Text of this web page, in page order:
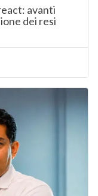
avanti
dei resi